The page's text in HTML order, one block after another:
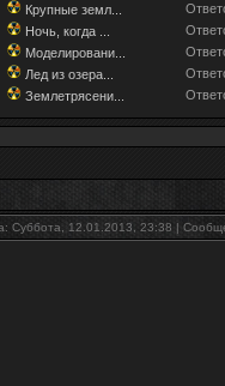
Крупные земл...
Ночь, когда ...
Моделировани...
Лед из озера...
Землетрясени...
Суббота, 12.01.2013, 23:38 |